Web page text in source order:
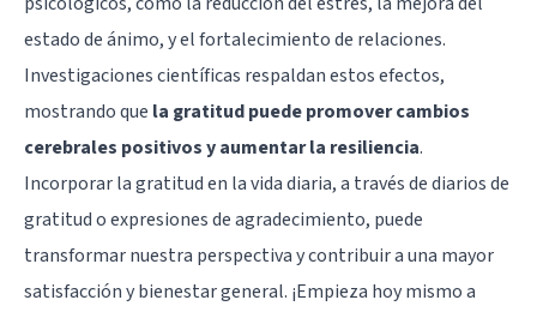
estado de ánimo, y el fortalecimiento de relaciones.
Investigaciones científicas respaldan estos efectos,
mostrando que la gratitud puede promover cambios
cerebrales positivos y aumentar la resiliencia.
Incorporar la gratitud en la vida diaria, a través de diarios de
gratitud o expresiones de agradecimiento, puede
transformar nuestra perspectiva y contribuir a una mayor
satisfacción y bienestar general. ¡Empieza hoy mismo a